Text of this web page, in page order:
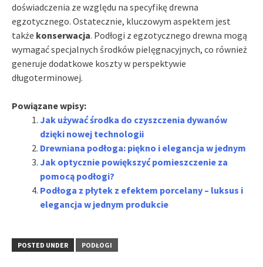
doświadczenia ze względu na specyfikę drewna
egzotycznego. Ostatecznie, kluczowym aspektem jest
także konserwacja. Podłogi z egzotycznego drewna mogą
wymagać specjalnych środków pielęgnacyjnych, co również
generuje dodatkowe koszty w perspektywie
długoterminowej.
Powiązane wpisy:
Jak używać środka do czyszczenia dywanów
dzięki nowej technologii
Drewniana podłoga: piękno i elegancja w jednym
Jak optycznie powiększyć pomieszczenie za
pomocą podłogi?
Podłoga z płytek z efektem porcelany – luksus i
elegancja w jednym produkcie
POSTED UNDER PODŁOGI